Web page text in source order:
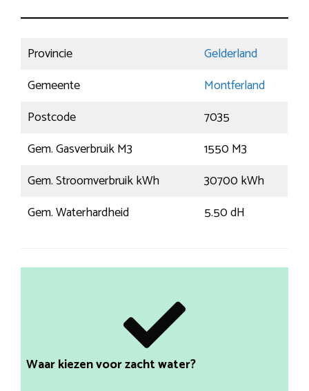
Provincie
Gelderland
Gemeente
Montferland
Postcode
7035
Gem. Gasverbruik M3
1550 M3
Gem. Stroomverbruik kWh
30700 kWh
Gem. Waterhardheid
5.50 dH
Waar kiezen voor zacht water?